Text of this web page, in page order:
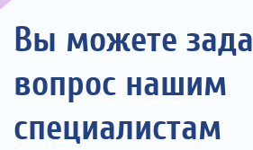
Вы можете
вопрос нашим
специалистам